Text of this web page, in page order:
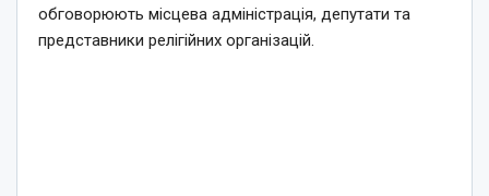
обговорюють місцева адміністрація, депутати та
представники релігійних організацій.